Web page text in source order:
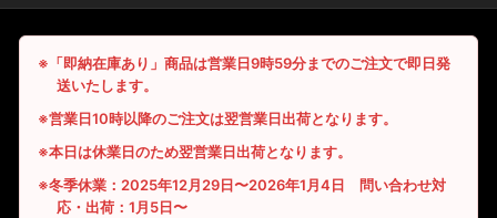
※「即納在庫あり」商品は営業日9時59分までのご注文で即日発
送いたします。
※営業日10時以降のご注文は翌営業日出荷となります。
※本日は休業日のため翌営業日出荷となります。
※冬季休業：2025年12月29日〜2026年1月4日 問い合わせ対
応・出荷：1月5日〜